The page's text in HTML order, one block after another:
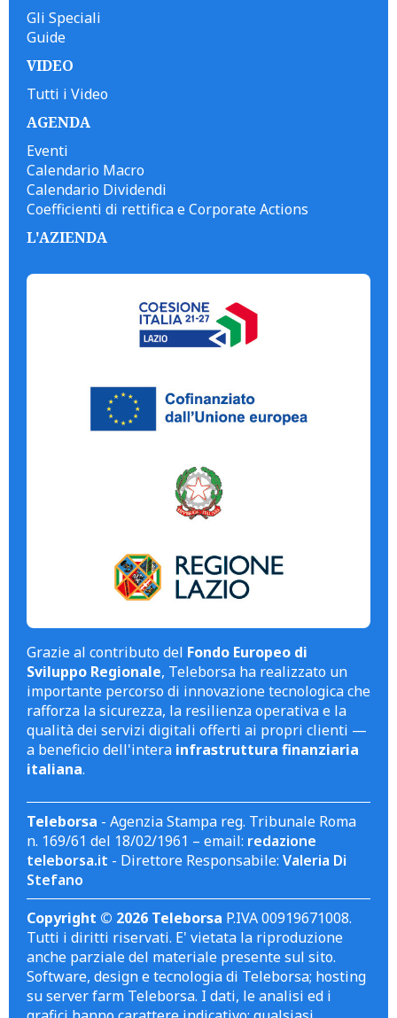
Gli Speciali
Guide
VIDEO
Tutti i Video
AGENDA
Eventi
Calendario Macro
Calendario Dividendi
Coefficienti di rettifica e Corporate Actions
L'AZIENDA
Grazie al contributo del Fondo Europeo di
Sviluppo Regionale, Teleborsa ha realizzato un
importante percorso di innovazione tecnologica che
rafforza la sicurezza, la resilienza operativa e la
qualità dei servizi digitali offerti ai propri clienti —
a beneficio dell'intera infrastruttura finanziaria
italiana.
Teleborsa - Agenzia Stampa reg. Tribunale Roma
n. 169/61 del 18/02/1961 – email: redazione
teleborsa.it - Direttore Responsabile: Valeria Di
Stefano
Copyright © 2026 Teleborsa P.IVA 00919671008.
Tutti i diritti riservati. E' vietata la riproduzione
anche parziale del materiale presente sul sito.
Software, design e tecnologia di Teleborsa; hosting
su server farm Teleborsa. I dati, le analisi ed i